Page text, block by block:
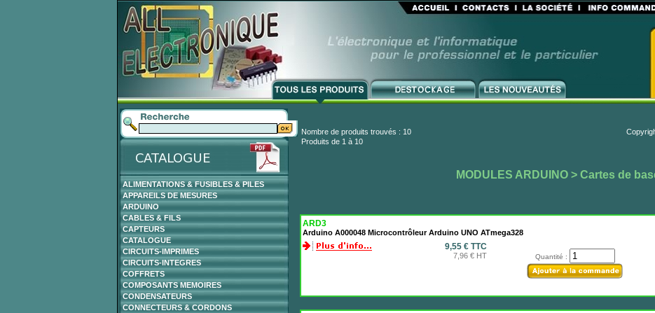
ALIMENTATIONS & FUSIBLES & PILES
APPAREILS DE MESURES
ARDUINO
CABLES & FILS
CAPTEURS
CATALOGUE
CIRCUITS-IMPRIMES
CIRCUITS-INTEGRES
COFFRETS
COMPOSANTS MEMOIRES
CONDENSATEURS
CONNECTEURS & CORDONS
Nombre de produits trouvés : 10
Produits de 1 à 10
MODULES ARDUINO > Cartes de
ARD3
Arduino A000048 Microcontrôleur Arduino UNO ATmega328
9,55 € TTC
7,96 € HT Quantité :